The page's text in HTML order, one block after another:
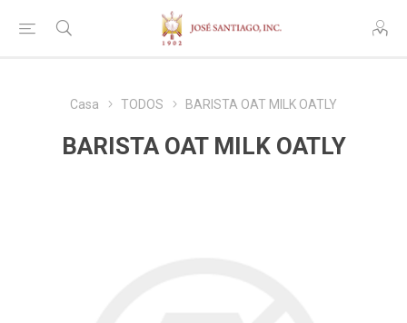
Casa TODOS BARISTA OAT MILK OATLY
BARISTA OAT MILK OATLY